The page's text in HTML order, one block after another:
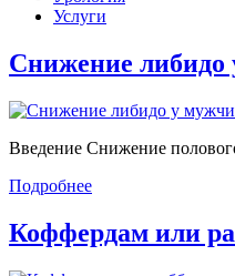
Услуги
Снижение
Введение Снижение
Подробнее
Коффердам или